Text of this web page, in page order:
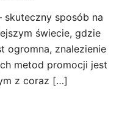
skuteczny sposób na
świecie, gdzie
ogromna, znalezienie
metod promocji jest
z coraz […]